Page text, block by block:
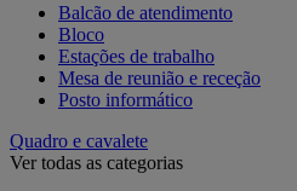
Balcão de atendimento
Bloco
Estações de trabalho
Mesa de reunião e receção
Posto informático
Quadro e cavalete
Ver todas as categorias